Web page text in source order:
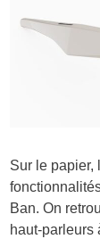
Sur le papier,
Ban. On
haut-parleurs